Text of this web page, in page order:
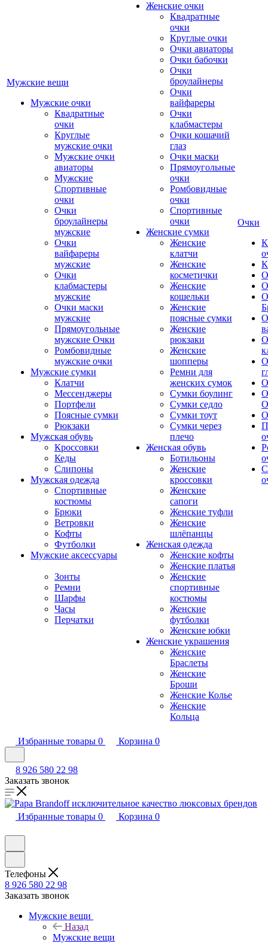
Мужские вещи
Мужские очки
Квадратные
очки
Круглые
мужские очки
Мужские очки
авиаторы
Мужские
Спортивные
очки
Очки
броулайнеры
мужские
Очки
вайфареры
мужские
Очки
клабмастеры
мужские
Очки маски
мужские
Прямоугольные
мужские Очки
Ромбовидные
мужские очки
Мужские сумки
Клатчи
Мессенджеры
Портфели
Поясные сумки
Рюкзаки
Мужская обувь
Кроссовки
Кеды
Слипоны
Мужская одежда
Спортивные
костюмы
Брюки
Ветровки
Кофты
Футболки
Мужские аксессуары
Зонты
Ремни
Шарфы
Часы
Перчатки
Женские очки
Квадратные
очки
Круглые очки
Очки авиаторы
Очки бабочки
Очки
броулайнеры
Очки
вайфареры
Очки
клабмастеры
Очки кошачий
глаз
Очки маски
Прямоугольные
очки
Ромбовидные
очки
Спортивные
очки
Женские сумки
Женские
клатчи
Женские
косметички
Женские
кошельки
Женские
поясные сумки
Женские
рюкзаки
Женские
шопперы
Ремни для
женских сумок
Сумки боулинг
Сумки седло
Сумки тоут
Сумки через
плечо
Женская обувь
Ботильоны
Женские
кроссовки
Женские
сапоги
Женские туфли
Женские
шлёпанцы
Женская одежда
Женские кофты
Женские платья
Женские
спортивные
костюмы
Женские
футболки
Женские юбки
Женские украшения
Женские
Браслеты
Женские
Броши
Женские Колье
Женские
Кольца
Очки
Избранные товары 0 Корзина 0
8 926 580 22 98
Заказать звонок
Избранные товары 0 Корзина 0
Телефоны
8 926 580 22 98
Заказать звонок
Мужские вещи
Назад
Мужские вещи